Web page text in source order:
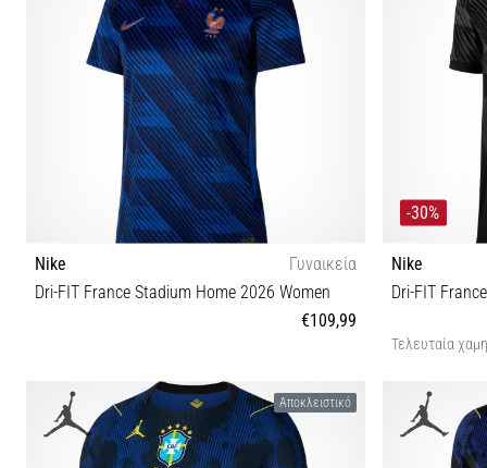
Nike
Γυναικεία
Dri-FIT France Stadium Home 2026 Women
€109,99
L
-30%
Nike
Dri-FIT
Τελευταία
Αποκλειστικό